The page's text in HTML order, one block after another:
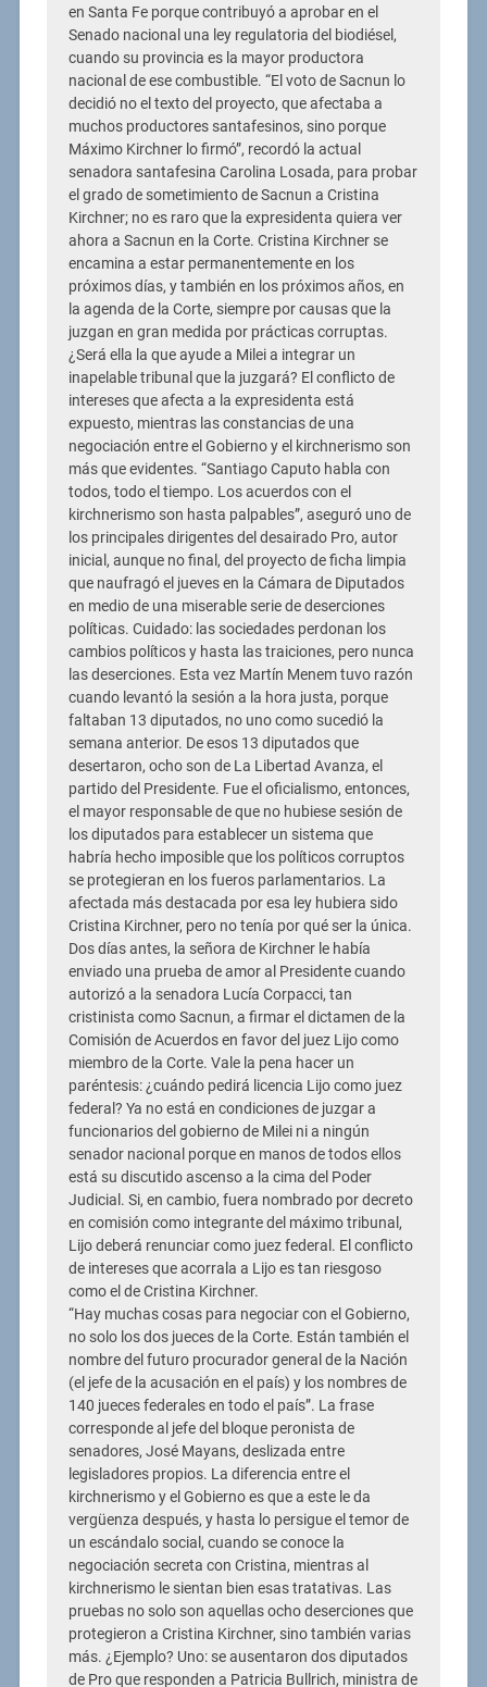
en Santa Fe porque contribuyó a aprobar en el
Senado nacional una ley regulatoria del biodiésel,
cuando su provincia es la mayor productora
nacional de ese combustible. “El voto de Sacnun lo
decidió no el texto del proyecto, que afectaba a
muchos productores santafesinos, sino porque
Máximo Kirchner lo firmó”, recordó la actual
senadora santafesina Carolina Losada, para probar
el grado de sometimiento de Sacnun a Cristina
Kirchner; no es raro que la expresidenta quiera ver
ahora a Sacnun en la Corte. Cristina Kirchner se
encamina a estar permanentemente en los
próximos días, y también en los próximos años, en
la agenda de la Corte, siempre por causas que la
juzgan en gran medida por prácticas corruptas.
¿Será ella la que ayude a Milei a integrar un
inapelable tribunal que la juzgará? El conflicto de
intereses que afecta a la expresidenta está
expuesto, mientras las constancias de una
negociación entre el Gobierno y el kirchnerismo son
más que evidentes. “Santiago Caputo habla con
todos, todo el tiempo. Los acuerdos con el
kirchnerismo son hasta palpables”, aseguró uno de
los principales dirigentes del desairado Pro, autor
inicial, aunque no final, del proyecto de ficha limpia
que naufragó el jueves en la Cámara de Diputados
en medio de una miserable serie de deserciones
políticas. Cuidado: las sociedades perdonan los
cambios políticos y hasta las traiciones, pero nunca
las deserciones. Esta vez Martín Menem tuvo razón
cuando levantó la sesión a la hora justa, porque
faltaban 13 diputados, no uno como sucedió la
semana anterior. De esos 13 diputados que
desertaron, ocho son de La Libertad Avanza, el
partido del Presidente. Fue el oficialismo, entonces,
el mayor responsable de que no hubiese sesión de
los diputados para establecer un sistema que
habría hecho imposible que los políticos corruptos
se protegieran en los fueros parlamentarios. La
afectada más destacada por esa ley hubiera sido
Cristina Kirchner, pero no tenía por qué ser la única.
Dos días antes, la señora de Kirchner le había
enviado una prueba de amor al Presidente cuando
autorizó a la senadora Lucía Corpacci, tan
cristinista como Sacnun, a firmar el dictamen de la
Comisión de Acuerdos en favor del juez Lijo como
miembro de la Corte. Vale la pena hacer un
paréntesis: ¿cuándo pedirá licencia Lijo como juez
federal? Ya no está en condiciones de juzgar a
funcionarios del gobierno de Milei ni a ningún
senador nacional porque en manos de todos ellos
está su discutido ascenso a la cima del Poder
Judicial. Si, en cambio, fuera nombrado por decreto
en comisión como integrante del máximo tribunal,
Lijo deberá renunciar como juez federal. El conflicto
de intereses que acorrala a Lijo es tan riesgoso
como el de Cristina Kirchner.
“Hay muchas cosas para negociar con el Gobierno,
no solo los dos jueces de la Corte. Están también el
nombre del futuro procurador general de la Nación
(el jefe de la acusación en el país) y los nombres de
140 jueces federales en todo el país”. La frase
corresponde al jefe del bloque peronista de
senadores, José Mayans, deslizada entre
legisladores propios. La diferencia entre el
kirchnerismo y el Gobierno es que a este le da
vergüenza después, y hasta lo persigue el temor de
un escándalo social, cuando se conoce la
negociación secreta con Cristina, mientras al
kirchnerismo le sientan bien esas tratativas. Las
pruebas no solo son aquellas ocho deserciones que
protegieron a Cristina Kirchner, sino también varias
más. ¿Ejemplo? Uno: se ausentaron dos diputados
de Pro que responden a Patricia Bullrich, ministra de